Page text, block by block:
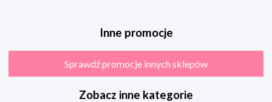
Inne promocje
Sprawdź promocje innych sklepów
Zobacz inne kategorie